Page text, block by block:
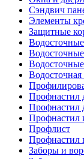
Сэндвич
Элементы
Защитные
Профнастил
Профнастил
Профнастил
Профлист
Профнастил
Заборы и